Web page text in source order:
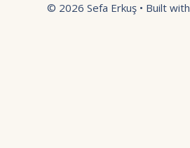
© 2026 Sefa Erkuş• Built with